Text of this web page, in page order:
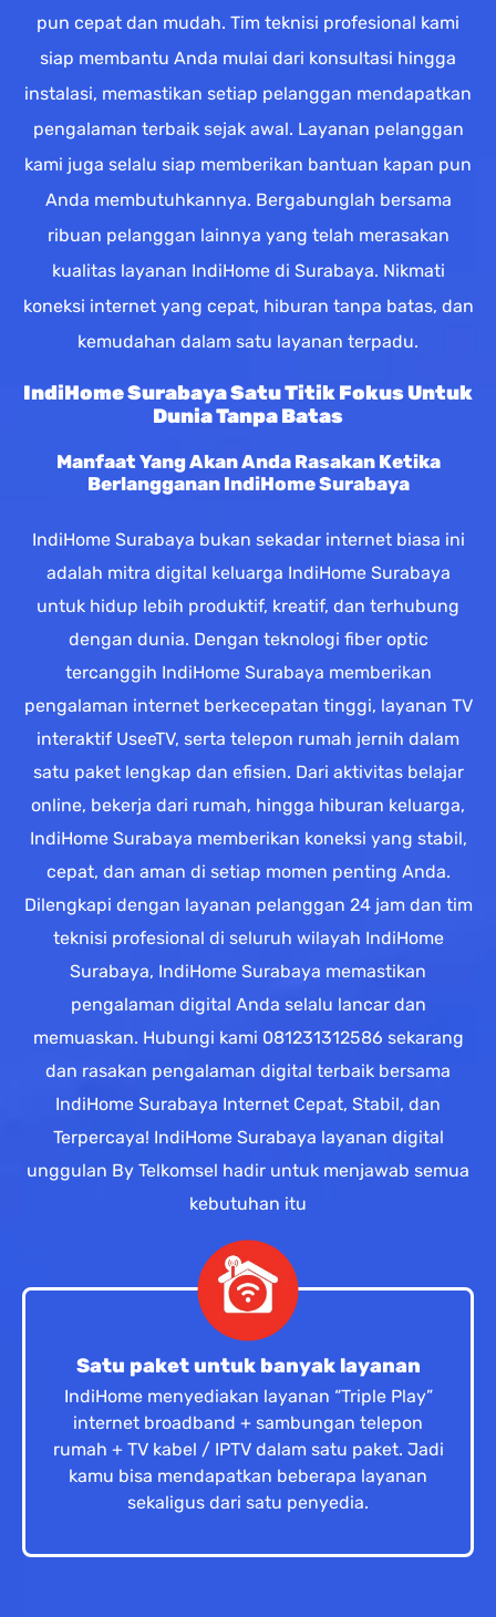
pun cepat dan mudah. Tim teknisi profesional kami
siap membantu Anda mulai dari konsultasi hingga
instalasi, memastikan setiap pelanggan mendapatkan
pengalaman terbaik sejak awal. Layanan pelanggan
kami juga selalu siap memberikan bantuan kapan pun
Anda membutuhkannya. Bergabunglah bersama
ribuan pelanggan lainnya yang telah merasakan
kualitas layanan IndiHome di Surabaya. Nikmati
koneksi internet yang cepat, hiburan tanpa batas, dan
kemudahan dalam satu layanan terpadu.
IndiHome Surabaya Satu Titik Fokus Untuk
Dunia Tanpa Batas
Manfaat Yang Akan Anda Rasakan Ketika
Berlangganan IndiHome Surabaya
IndiHome Surabaya bukan sekadar internet biasa ini
adalah mitra digital keluarga IndiHome Surabaya
untuk hidup lebih produktif, kreatif, dan terhubung
dengan dunia. Dengan teknologi fiber optic
tercanggih IndiHome Surabaya memberikan
pengalaman internet berkecepatan tinggi, layanan TV
interaktif UseeTV, serta telepon rumah jernih dalam
satu paket lengkap dan efisien. Dari aktivitas belajar
online, bekerja dari rumah, hingga hiburan keluarga,
IndiHome Surabaya memberikan koneksi yang stabil,
cepat, dan aman di setiap momen penting Anda.
Dilengkapi dengan layanan pelanggan 24 jam dan tim
teknisi profesional di seluruh wilayah IndiHome
Surabaya, IndiHome Surabaya memastikan
pengalaman digital Anda selalu lancar dan
memuaskan. Hubungi kami 081231312586 sekarang
dan rasakan pengalaman digital terbaik bersama
IndiHome Surabaya Internet Cepat, Stabil, dan
Terpercaya! IndiHome Surabaya layanan digital
unggulan By Telkomsel hadir untuk menjawab semua
kebutuhan itu
Satu paket untuk banyak layanan
IndiHome menyediakan layanan “Triple Play”
internet broadband + sambungan telepon
rumah + TV kabel / IPTV dalam satu paket. Jadi
kamu bisa mendapatkan beberapa layanan
sekaligus dari satu penyedia.